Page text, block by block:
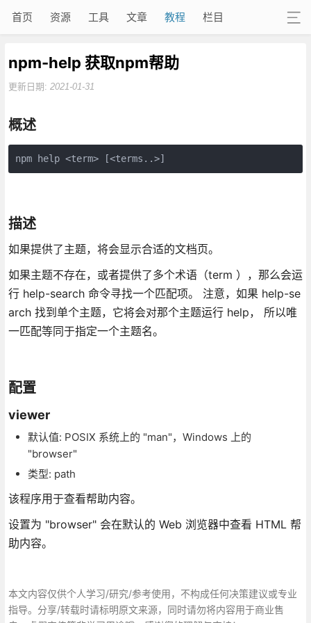
首页 资源 工具 文章 教程 栏目
npm-help 获取npm帮助
更新日期: 2021-01-31
概述
npm help <term> [<terms..>]
描述
如果提供了主题，将会显示合适的文档页。
如果主题不存在，或者提供了多个术语（term ），那么会运
行 help-search 命令寻找一个匹配项。 注意，如果 help-se
arch 找到单个主题，它将会对那个主题运行 help， 所以唯
一匹配等同于指定一个主题名。
配置
viewer
默认值: POSIX 系统上的 "man"，Windows 上的
"browser"
类型: path
该程序用于查看帮助内容。
设置为 "browser" 会在默认的 Web 浏览器中查看 HTML 帮
助内容。
本文内容仅供个人学习/研究/参考使用，不构成任何决策建议或专业
指导。分享/转载时请标明原文来源，同时请勿将内容用于商业售